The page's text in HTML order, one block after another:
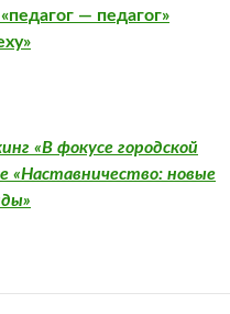
— педагог»
«В фокусе городской
«Наставничество: новые